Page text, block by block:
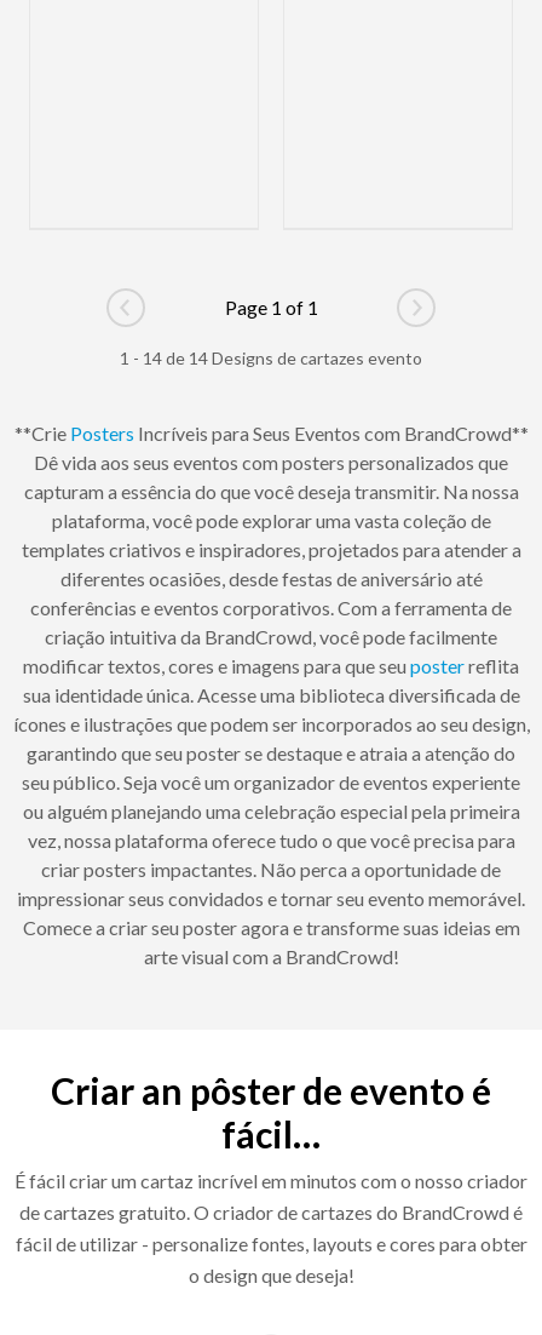
Go to previous page
Page 1 of 1
Go to next
1 - 14 de 14 Designs de cartazes evento
**Crie Posters Incríveis para Seus Eventos com BrandCrowd**
Dê vida aos seus eventos com posters personalizados que
capturam a essência do que você deseja transmitir. Na nossa
plataforma, você pode explorar uma vasta coleção de
templates criativos e inspiradores, projetados para atender a
diferentes ocasiões, desde festas de aniversário até
conferências e eventos corporativos. Com a ferramenta de
criação intuitiva da BrandCrowd, você pode facilmente
modificar textos, cores e imagens para que seu posterreflita
sua identidade única. Acesse uma biblioteca diversificada de
ícones e ilustrações que podem ser incorporados ao seu design,
garantindo que seu poster se destaque e atraia a atenção do
seu público. Seja você um organizador de eventos experiente
ou alguém planejando uma celebração especial pela primeira
vez, nossa plataforma oferece tudo o que você precisa para
criar posters impactantes. Não perca a oportunidade de
impressionar seus convidados e tornar seu evento memorável.
Comece a criar seu poster agora e transforme suas ideias em
arte visual com a BrandCrowd!
Criar an pôster de evento é
fácil…
É fácil criar um cartaz incrível em minutos com o nosso criador
de cartazes gratuito. O criador de cartazes do BrandCrowd é
fácil de utilizar - personalize fontes, layouts e cores para obter
o design que deseja!